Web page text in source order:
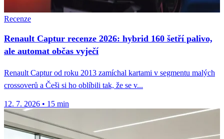
Recenze
Renault Captur recenze 2026: hybrid 160 šetří palivo,
ale automat občas vyječí
Renault Captur od roku 2013 zamíchal kartami v segmentu malých
crossoverů a Češi si ho oblíbili tak, že se v...
12. 7. 2026 • 15 min